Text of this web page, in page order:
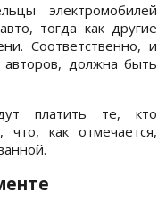
электромобилей
тогда как другие
Соответственно, и
должна быть
платить те, кто
что, как отмечается,